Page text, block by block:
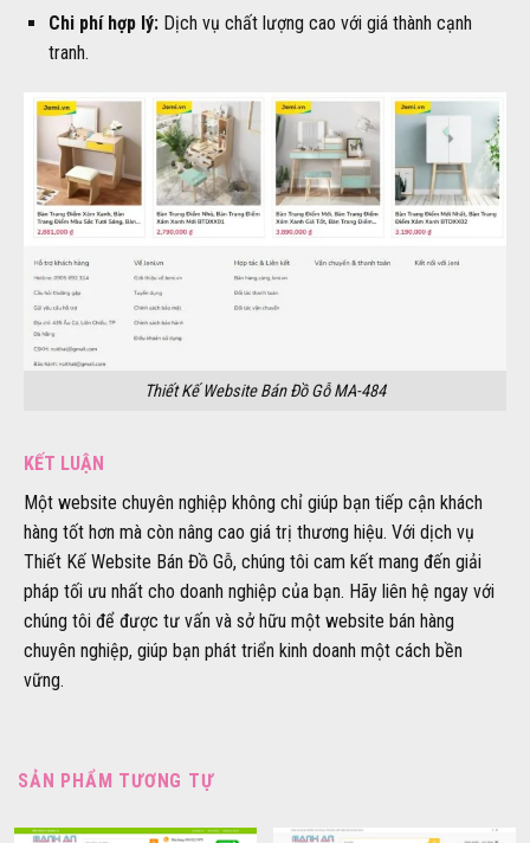
Chi phí hợp lý:Dịch vụ chất lượng cao với giá thành cạnh
tranh.
Thiết Kế Website Bán Đồ Gỗ MA-484
KẾT LUẬN
Một website chuyên nghiệp không chỉ giúp bạn tiếp cận khách
hàng tốt hơn mà còn nâng cao giá trị thương hiệu. Với dịch vụ
Thiết Kế Website Bán Đồ Gỗ, chúng tôi cam kết mang đến giải
pháp tối ưu nhất cho doanh nghiệp của bạn. Hãy liên hệ ngay với
chúng tôi để được tư vấn và sở hữu một website bán hàng
chuyên nghiệp, giúp bạn phát triển kinh doanh một cách bền
vững.
SẢN PHẨM TƯƠNG TỰ